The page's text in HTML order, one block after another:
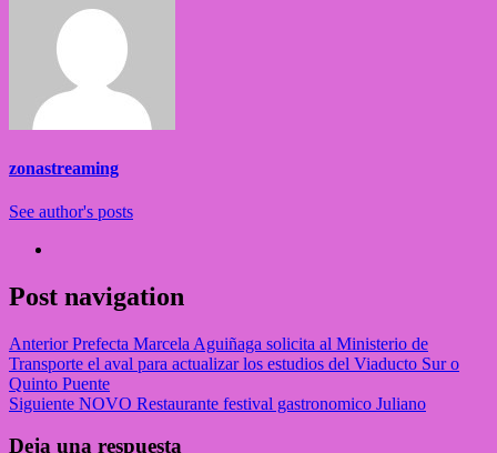
zonastreaming
See author's posts
Post navigation
AnteriorPrefecta Marcela Aguiñaga solicita al Ministerio de
Transporte el aval para actualizar los estudios del Viaducto Sur o
Quinto Puente
Siguiente NOVO Restaurante festival gastronomico Juliano
Deja una respuesta